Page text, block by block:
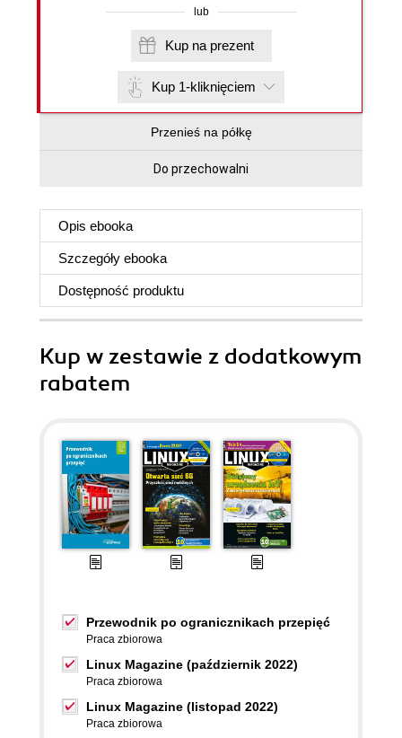
lub
Kup na prezent
Kup 1-kliknięciem
Przenieś na półkę
Do przechowalni
Opis ebooka
Szczegóły ebooka
Dostępność produktu
Kup w zestawie z dodatkowym
rabatem
Przewodnik po ogranicznikach przepięć
Praca zbiorowa
Linux Magazine (październik 2022)
Praca zbiorowa
Linux Magazine (listopad 2022)
Praca zbiorowa